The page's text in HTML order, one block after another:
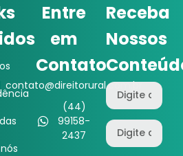
Entre
em
Contato
contato@direitorural.com.br
(44)
99158-
2437
Receba
Nossos